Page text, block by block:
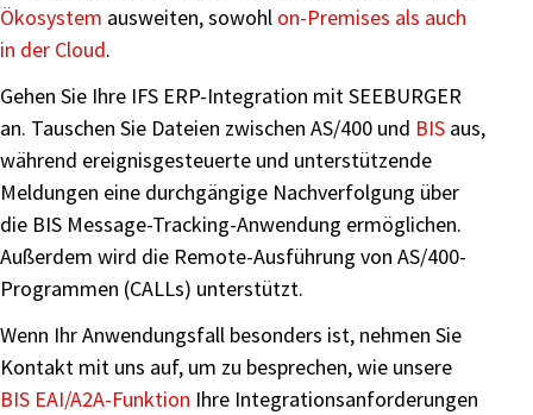
Ökosystem ausweiten, sowohl on-Premises als auch
in der Cloud.
Gehen Sie Ihre IFS ERP-Integration mit SEEBURGER
an. Tauschen Sie Dateien zwischen AS/400 und BIS aus,
während ereignisgesteuerte und unterstützende
Meldungen eine durchgängige Nachverfolgung über
die BIS Message-Tracking-Anwendung ermöglichen.
Außerdem wird die Remote-Ausführung von AS/400-
Programmen (CALLs) unterstützt.
Wenn Ihr Anwendungsfall besonders ist, nehmen Sie
Kontakt mit uns auf, um zu besprechen, wie unsere
BIS EAI/A2A-Funktion Ihre Integrationsanforderungen